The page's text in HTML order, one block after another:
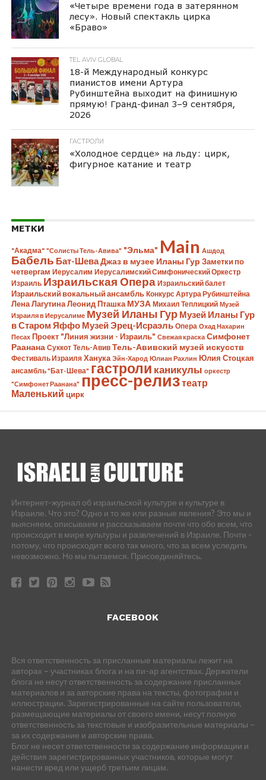
«Четыре времени года в затерянном
лесу». Новый спектакль цирка
«Браво»
TEL AVIV GLOBAL
18-й Международный конкурс
пианистов имени Артура
Рубинштейна выходит на финишную
прямую! Гранд-финал 3–9 сентября,
2026
ГАСТРОЛИ
«Холодное сердце» на льду: цирк,
фигурное катание и театр
МЕТКИ
"Акадма" "Солисты Тель-Авива" "Эльма" Main Ашдод
Бабель Бат-ШеваДжаз в музее Иланы Гур Заметки по
четвергам Иерусалим Иерусалимский Симфонический Оркестр
Израиль Израильская Опера Израильский балет
Израильский вокальный ансамбль Конкурс Артура Рубинштейна
Лена Лагутина Леонид Пташка МУЗА Михаил Теплицкий Музей
Израиля в Иерусалиме Музей Иланы Гур Музей Иланы Гур
в Старом Яффо Музей Эрец-Исраэль Опера Охад Нахарин
Песах Проект "Линия жизни - Израиль" Свежая краска Симфонет
Раанана Суккот Тель-Авив Тель-Авивский музей искусств
Фестиваль Израиля Ханука Эйн-Харод Юлиан Рахлин Юлия Стоцкая
ансамбль "Бат-Шева" гастроли каникулы оркестр
"Симфонет Раанана" пресс-релизтеатр
Маленький цирк
Интернет-журнал об израильской культуре и культуре в
Израиле. Что это? Одно и то же или разные явления? Это мы и
выясняем, описываем и рассказываем почти что обо всем, что
происходит в мире культуры и развлечений в Израиле. Почти -
потому, что происходит всего так много, что за всем уследить
невозможно. Но мы пытаемся. Присоединяйтесь.
FACEBOOK
Вся ответственность за присланные материалы лежит на
авторах – участниках блога и на пи-ар агентствах. Держатели
блога не несут ответственность за содержание присланных
материалов и за авторские права на тексты, фотографии и
иллюстрации. Зарегистрированные на сайте пользователи,
размещающие материалы от своего имени, несут полную
ответственность за текстовые и изобразительные материалы –
за их содержание и авторские права.
Блог не несет ответственности за содержание информации и
действия зарегистрированных участников, которые могут
нанести вред или ущерб третьим лицам.